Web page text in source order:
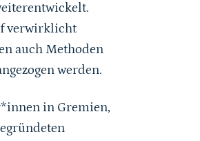
verwirklicht
auch Methoden
werden.
in Gremien,